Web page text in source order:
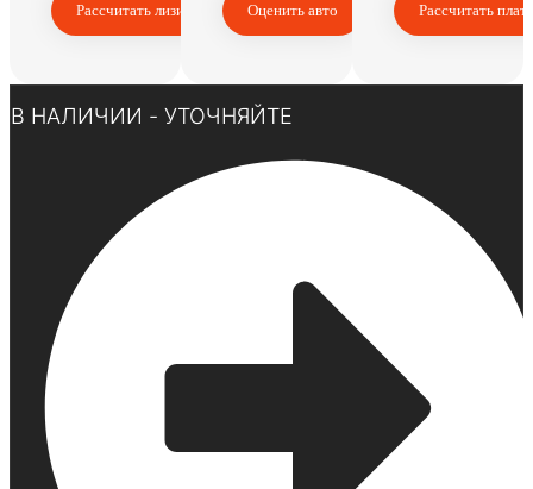
Рассчитать лизинг Оценить авто Рассчитать
В НАЛИЧИИ - УТОЧНЯЙТЕ